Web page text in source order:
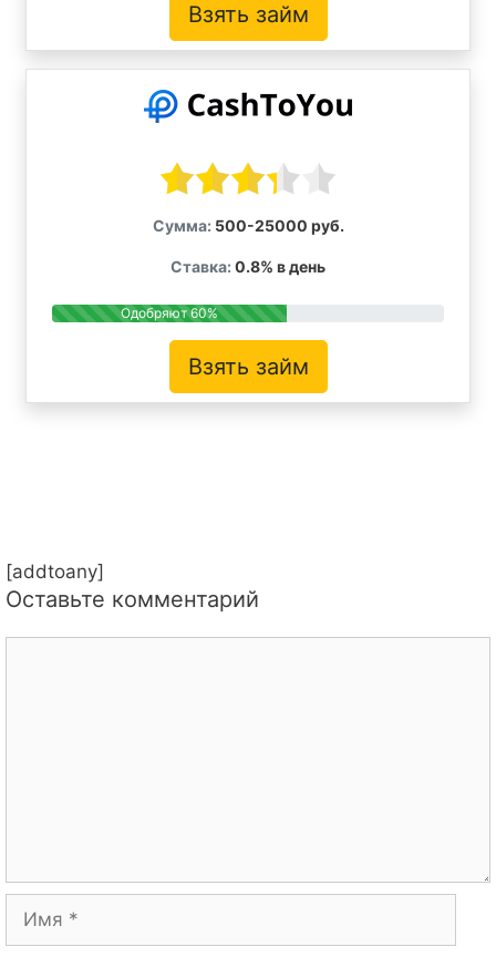
Взять займ
Сумма: 500-25000 руб.
Ставка: 0.8% в день
Одобряют 60%
Взять займ
[addtoany]
Оставьте комментарий
Имя